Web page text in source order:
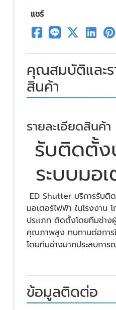
แชร์
คุณสมบัติและร
สินค้า
รายละเอียดสินค้า
รับติดตั้ง
ระบบมอ
ED Shutter บริการรับติ
มอเตอร์ไฟฟ้า ในโรงงาน
ประเภท ติดตั้งโดยทีมช่าง
คุณภาพสูง ทนทานต่อการใ
โดยทีมช่างมากประสบการ
ข้อมูลติดต่อ